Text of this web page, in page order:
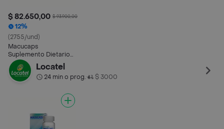
$ 82.650,00 $ 93.900,00
12%
(2755/und)
Macucaps
Suplemento Dietario
Multiples
Componentes
Locatel
24 min o prog.• $ 3000